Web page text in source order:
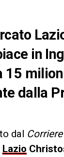
in
15
dalla
dal
Lazio